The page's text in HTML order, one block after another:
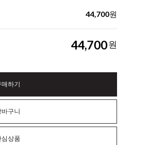
44,700원
44,700원
매하기
바구니
심상품